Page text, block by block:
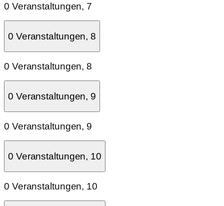
0 Veranstaltungen, 7
0 Veranstaltungen,8
0 Veranstaltungen,8
0 Veranstaltungen, 9
0 Veranstaltungen, 9
0 Veranstaltungen, 10
0 Veranstaltungen, 10